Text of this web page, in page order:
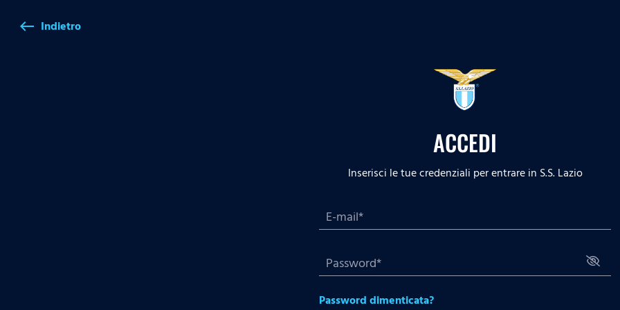
west Indietro
ACCEDI
Inserisci le tue credenziali per entrare in S.S. Lazio
Password dimenticata?